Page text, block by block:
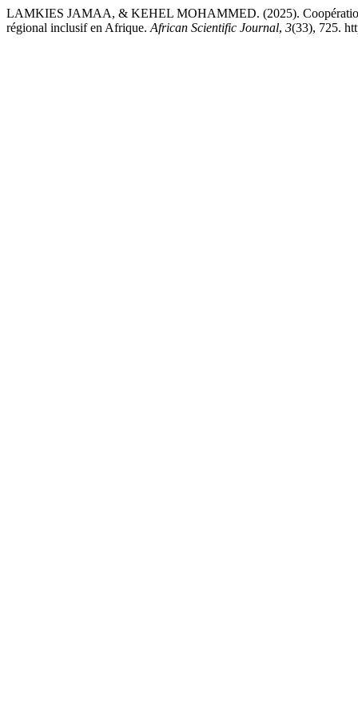
LAMKIES JAMAA, & KEHEL MOHAMMED. (2025). Coopération
régional inclusif en Afrique. African Scientific Journal, 3(33), 725.